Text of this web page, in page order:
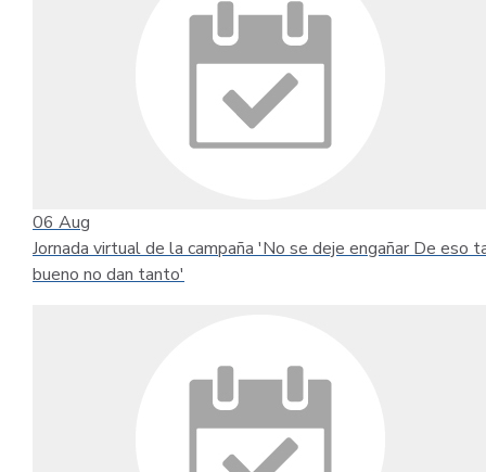
06 Aug
Jornada virtual de la campaña 'No se deje engañar De eso
bueno no dan tanto'